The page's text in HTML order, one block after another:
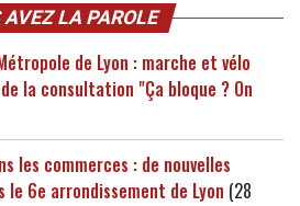
AVEZ LA PAROLE
de Lyon : marche et vélo
la consultation "Ça bloque ? On
les commerces : de nouvelles
le 6e arrondissement de Lyon (28